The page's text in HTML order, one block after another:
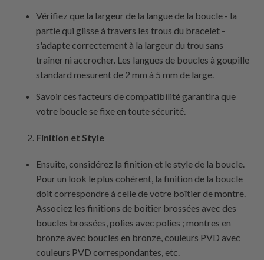
Vérifiez que la largeur de la langue de la boucle - la
partie qui glisse à travers les trous du bracelet -
s'adapte correctement à la largeur du trou sans
traîner ni accrocher. Les langues de boucles à goupille
standard mesurent de 2 mm à 5 mm de large.
Savoir ces facteurs de compatibilité garantira que
votre boucle se fixe en toute sécurité.
Finition et Style
Ensuite, considérez la finition et le style de la boucle.
Pour un look le plus cohérent, la finition de la boucle
doit correspondre à celle de votre boîtier de montre.
Associez les finitions de boîtier brossées avec des
boucles brossées, polies avec polies ; montres en
bronze avec boucles en bronze, couleurs PVD avec
couleurs PVD correspondantes, etc.